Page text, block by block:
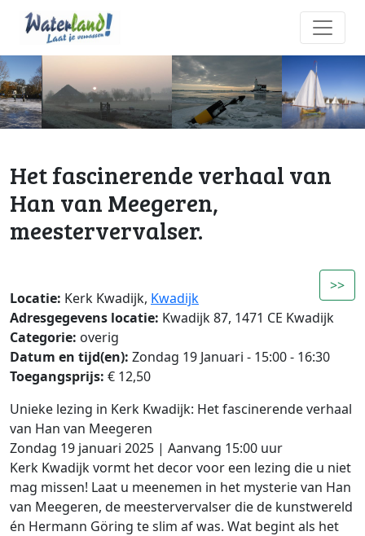
Het fascinerende verhaal van
Han van Meegeren,
meestervervalser.
>>
Locatie: Kerk Kwadijk, Kwadijk
Adresgegevens locatie: Kwadijk 87, 1471 CE Kwadijk
Categorie: overig
Datum en tijd(en): Zondag 19 Januari - 15:00 - 16:30
Toegangsprijs: € 12,50
Unieke lezing in Kerk Kwadijk: Het fascinerende verhaal
van Han van Meegeren
Zondag 19 januari 2025 | Aanvang 15:00 uur
Kerk Kwadijk vormt het decor voor een lezing die u niet
mag missen! Laat u meenemen in het mysterie van Han
van Meegeren, de meestervervalser die de kunstwereld
én Hermann Göring te slim af was. Wat begint als het